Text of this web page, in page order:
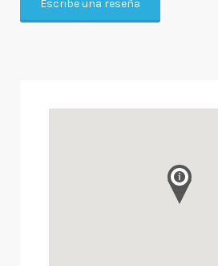
Escribe una reseña